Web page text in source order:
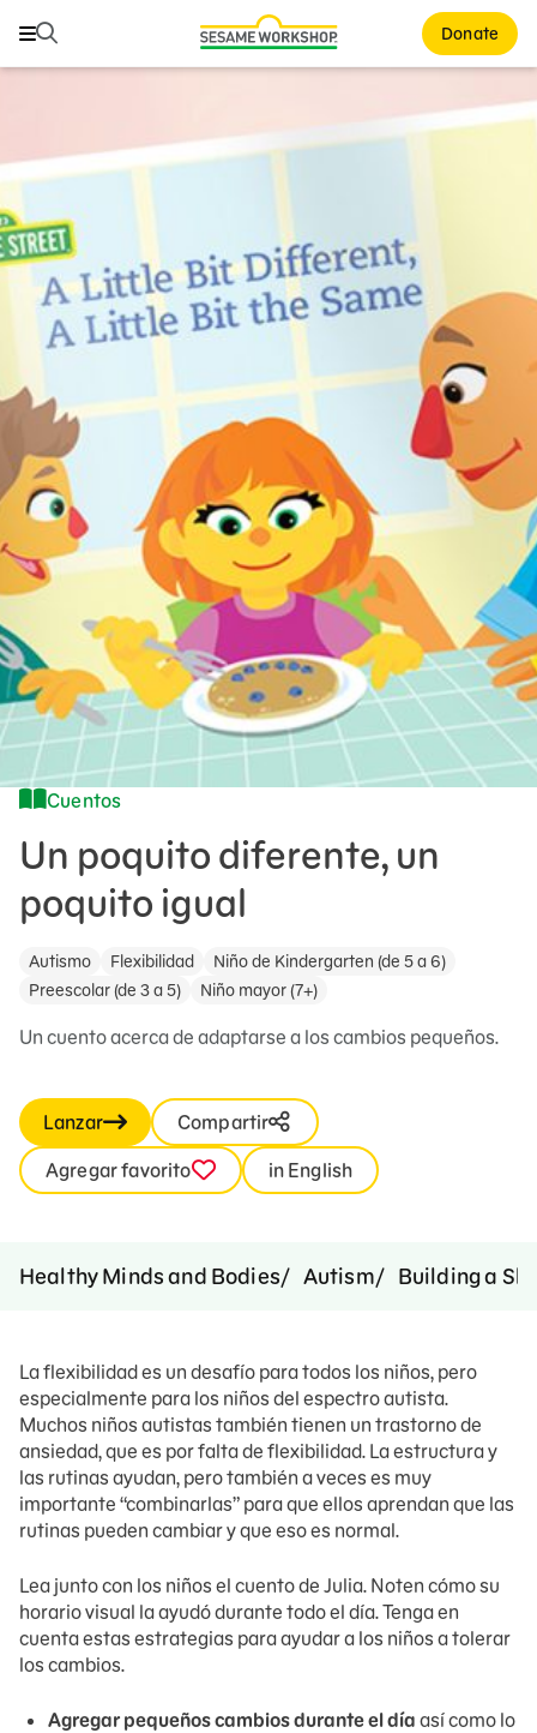
Buscar Donate
Buscar
ABCs and 123s
Tough Topics
Courses and Webinars
Games and Storybooks
Our Work
About Us
Support Us
Cuentos
Un poquito diferente, un
poquito igual
Autismo Flexibilidad
Niño de Kindergarten (de 5 a 6)
Preescolar (de 3 a 5)
Niño mayor (7+)
Un cuento acerca de adaptarse a los cambios pequeños.
Lanzar
Compartir
Agregar favorito
in English
Healthy Minds and Bodies Autism Building a
La flexibilidad es un desafío para todos los niños, pero
especialmente para los niños del espectro autista.
Muchos niños autistas también tienen un trastorno de
ansiedad, que es por falta de flexibilidad. La estructura y
las rutinas ayudan, pero también a veces es muy
importante “combinarlas” para que ellos aprendan que las
rutinas pueden cambiar y que eso es normal.
Lea junto con los niños el cuento de Julia. Noten cómo su
horario visual la ayudó durante todo el día. Tenga en
cuenta estas estrategias para ayudar a los niños a tolerar
los cambios.
Agregar pequeños cambios durante el día así como lo